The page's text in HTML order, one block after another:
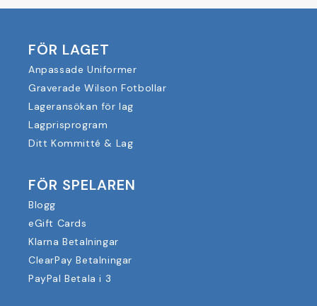
FÖR LAGET
Anpassade Uniformer
Graverade Wilson Fotbollar
Lageransökan för lag
Lagprisprogram
Ditt Kommitté & Lag
FÖR SPELAREN
Blogg
eGift Cards
Klarna Betalningar
ClearPay Betalningar
PayPal Betala i 3